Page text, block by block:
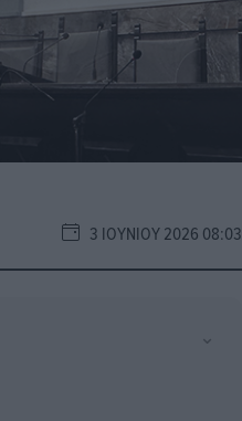
3 ΙΟΥΝΊΟΥ 2026 08:03
⌄